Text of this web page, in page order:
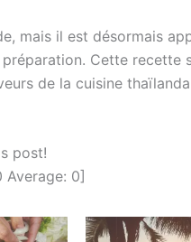
mais il est désormais
Cette recette
de la cuisine
post!
Average: 0]